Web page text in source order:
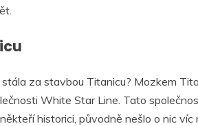
za stavbou Titanicu? Mozkem
White Star Line. Tato
historici, původně nešlo o nic víc